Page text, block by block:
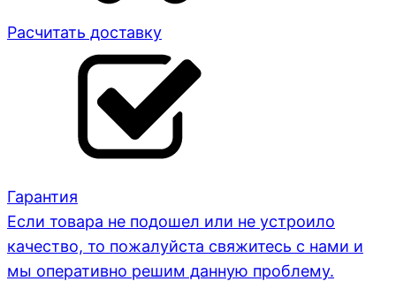
Расчитать доставку
Гарантия
Если товара не подошел или не устроило
качество, то пожалуйста свяжитесь с нами и
мы оперативно решим данную проблему.